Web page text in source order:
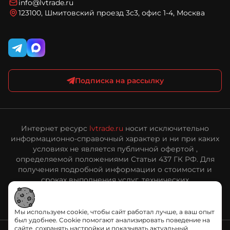
Политика конфиденциальности и обработки
персональных данных
Подписка на рассылку
info@lvtrade.ru
123100, Шмитовский проезд 3с3, офис 1-4, Москва
Интернет ресурс lvtrade.ru носит исключительно
информационно-справочный характер и ни при каких
условиях не является публичной офертой ,
определяемой положениями Статьи 437 ГК РФ. Для
получения подробной информации о стоимости и
сроках выполнения услуг, технических
характеристиках оборудования, пожалуйста,
обращайтесь к сотрудникам ООО «ЛВ Трейд».
Мы используем cookie, чтобы сайт работал лучше, а ваш опыт
был удобнее. Cookie помогают анализировать поведение на
сайте, сохранять настройки и показывать актуальный